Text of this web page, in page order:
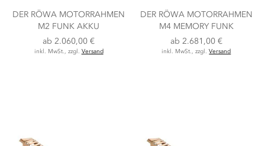
DER RÖWA MOTORRAHMEN
M2 FUNK AKKU
ab2.060,00 €
inkl. MwSt., zzgl. Versand
DER RÖWA MOTORRAHMEN
M4 MEMORY FUNK
ab 2.681,00 €
inkl. MwSt., zzgl.Versand